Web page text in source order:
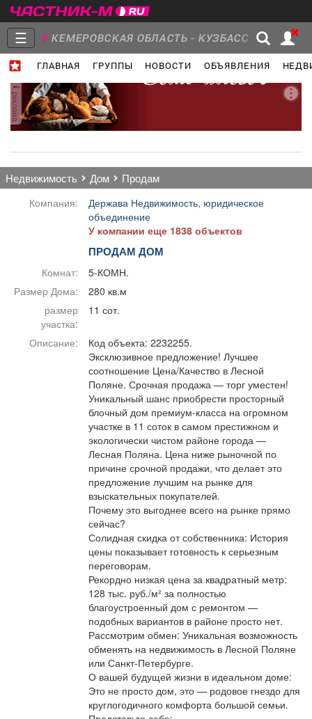
☰ КЕМЕРОВСКАЯ ОБЛАСТЬ - КУЗБАСС
ГЛАВНАЯ ГРУППЫ НОВОСТИ ОБЪЯВЛЕНИЯ
Главная
Группы Новости
Поздравления Погода
Я - пенсионер
реклама
недвижимость дом продам
Компания:
Держава Недвижимость, юридическое
объединение
У компании еще 1838 объектов
ПРОДАМ ДОМ
Комнат:
5-КОМН.
Размер Дома:
280 кв.м
размер
участка:
11 сот.
Описание:
Код объекта: 2232255.
Эксклюзивное предложение! Лучшее
соотношение Цена/Качество в Лесной
Поляне. Срочная продажа — торг уместен!
Уникальный шанс приобрести просторный
блочный дом премиум-класса на огромном
участке в 11 соток в самом престижном и
экологически чистом районе города —
Лесная Поляна. Цена ниже рыночной по
причине срочной продажи, что делает это
предложение лучшим на рынке для
взыскательных покупателей.
Почему это выгоднее всего на рынке прямо
сейчас?
Солидная скидка от собственника: История
цены показывает готовность к серьезным
переговорам.
Рекордно низкая цена за квадратный метр:
128 тыс. руб./м² за полностью
благоустроенный дом с ремонтом —
подобных вариантов в районе просто нет.
Рассмотрим обмен: Уникальная возможность
обменять на недвижимость в Лесной Поляне
или Санкт-Петербурге.
О вашей будущей жизни в идеальном доме:
Это не просто дом, это — родовое гнездо для
круглогодичного комфорта большой семьи.